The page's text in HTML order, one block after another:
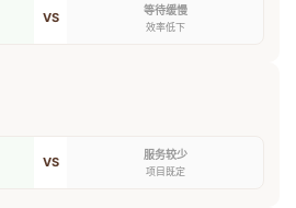
VS 等待缓慢
效率低下
VS 服务较少
项目既定